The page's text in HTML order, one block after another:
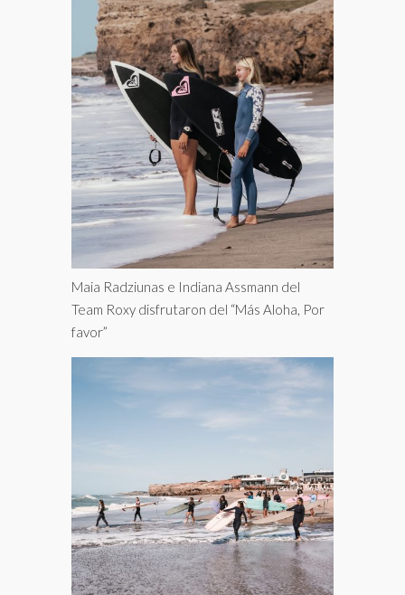
Maia Radziunas e Indiana Assmann del
Team Roxy disfrutaron del “Más Aloha, Por
favor”